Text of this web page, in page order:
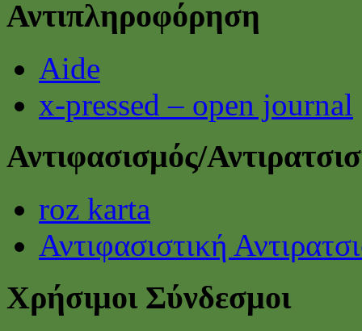
Αντιπληροφόρηση
Aide
x-pressed – open journal
Αντιφασισμός/
roz karta
Αντιφασιστική
Χρήσιμοι Σύνδεσμοι